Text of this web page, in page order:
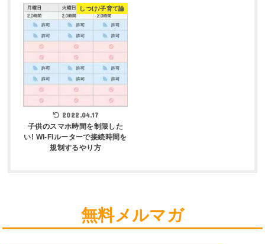
しつけ/子育て論
2022.04.17
子供のスマホ時間を制限した
い! Wi-Fiルーターで接続時間を
規制するやり方
無料メルマガ